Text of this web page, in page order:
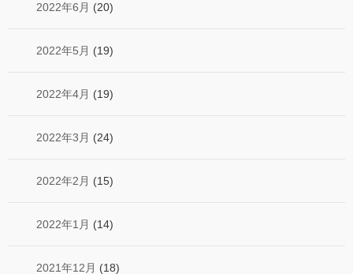
2022年6月 (20)
2022年5月 (19)
2022年4月 (19)
2022年3月 (24)
2022年2月 (15)
2022年1月 (14)
2021年12月 (18)